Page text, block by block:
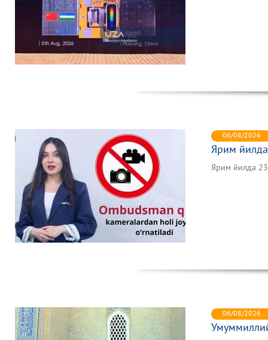
06/08/2026
Ярим
Ярим йилда
06/08/2026